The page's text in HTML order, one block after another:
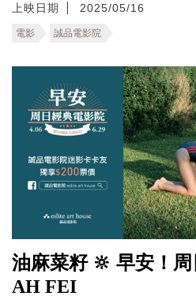
上映日期
2025/05/16
電影 誠品電影院
油麻菜籽 🔆 早安！
AH FEI